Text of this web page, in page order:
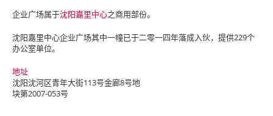
企业广场属于沈阳嘉里中心之商用部份。
沈阳嘉里中心企业广场其中一幢已于二零一四年落成入伙，提供229个
办公室单位。
地址
沈阳沈河区青年大街113号金廊8号地
块第2007-053号